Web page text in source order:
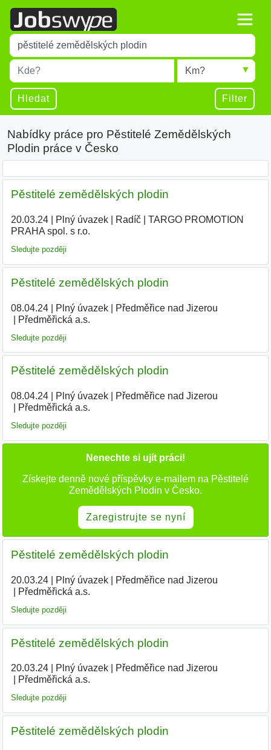
Title
Type 1 or more characters for results.
Místo
Type 1 or more characters for results.
Radius
Hledat Filter
Nabídky práce pro Pěstitelé Zemědělských
Plodin práce v Česko
Pěstitelé zemědělských plodin
20.03.24| Plný úvazek| Radíč|
TARGO PROMOTION
PRAHA spol. s r.o.
Sledujte později
Pěstitelé zemědělských plodin
08.04.24| Plný úvazek| Předměřice nad Jizerou
Předměřická a.s.
Sledujte později
Pěstitelé zemědělských plodin
08.04.24| Plný úvazek| Předměřice nad Jizerou
Předměřická a.s.
Sledujte později
Nenechte si ujít práci!
Získejte denně nové příspěvky e-mailem na Pěstitelé
Zemědělských Plodin v Česko.
Zaregistrujte se nyní
Pěstitelé zemědělských plodin
20.03.24| Plný úvazek| Předměřice nad Jizerou
Předměřická a.s.
Sledujte později
Pěstitelé zemědělských plodin
20.03.24| Plný úvazek| Předměřice nad Jizerou
Předměřická a.s.
Sledujte později
Pěstitelé zemědělských plodin